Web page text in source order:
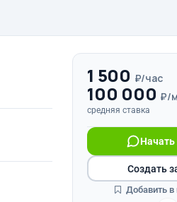
1 500 ₽/час
100 000 ₽/
средняя ставка
Начать
Создать
Добавить в